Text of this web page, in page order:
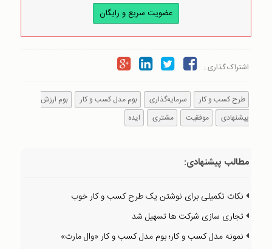
عضویت سریع و رایگان
اشتراک گذاری :
طرح کسب و کار سرمایه‌گذاری بوم مدل کسب و کار
بوم ارزش
پیشنهادی
موفقیت مشتری ایده
مطالب پیشنهادی:
نکات تکمیلی برای نوشتن یک طرح کسب و کار خوب
تجاری سازی شرکت ها تسهیل شد
نمونه مدل کسب و کار؛ بوم مدل کسب و کار «وال مارت»